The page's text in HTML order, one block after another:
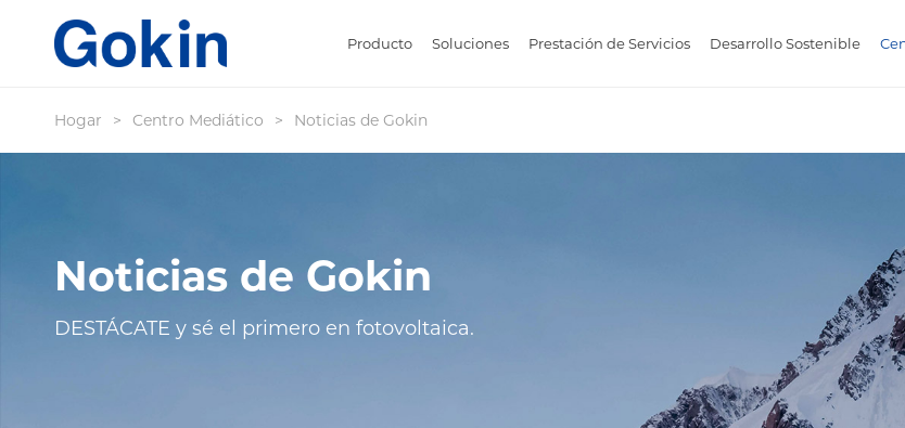
Producto Soluciones Prestación de Servicios Desarrollo Sostenible
Hogar > Centro Mediático > Noticias de Gokin
Noticias de Gokin
DESTÁCATE y sé el primero en fotovoltaica.